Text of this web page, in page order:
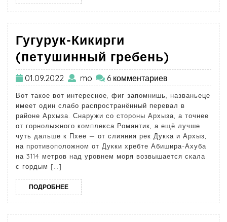
Гугурук-Кикирги
(петушинный гребень)
01.09.2022 mo 6 комментариев
Вот такое вот интересное, фиг запомнишь, названьеце
имеет один слабо распространённый перевал в
районе Архыза. Снаружи со стороны Архыза, а точнее
от горнолыжного комплекса Романтик, а ещё лучше
чуть дальше к Пхее — от слияния рек Дукка и Архыз,
на противоположном от Дукки хребте Абишира-Ахуба
на 3114 метров над уровнем моря возвышается скала
с гордым […]
ПОДРОБНЕЕ